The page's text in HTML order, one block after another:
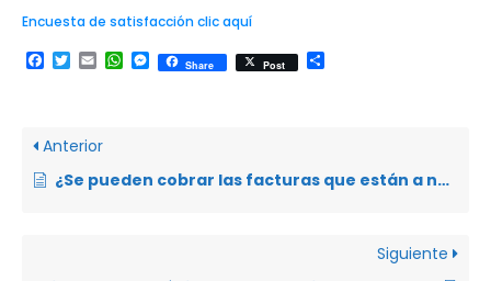
Encuesta de satisfacción clic aquí
Facebook
Twitter
EmailWhatsApp
Messenger
Share Post
Anterior
¿Se pueden cobrar las facturas que están a nombre de familiares o amigos?
Siguiente